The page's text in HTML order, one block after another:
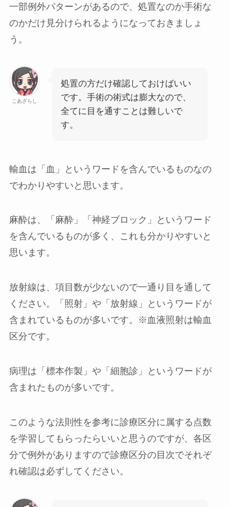
一部例外パターンがあるので、処置なのか手術な
のかだけ見分けられるようになっておきましょ
う。
こあざらし
処置の方だけ確認しておけばいい
です。手術の術式は膨大なので、
全てに目を通すことは難しいで
す。
輸血 は「血」というワードを含んでいるものなの
でわかりやすいと思います。
麻酔は、「麻酔」「神経ブロック」というワード
を含んでいるものが多く、これも分かりやすいと
思います。
放射線は、項目数が少ないので一通り目を通して
ください。「照射」や「放射線」というワードが
含まれているものが多いです。※血液照射は輸血
区分です。
病理は「標本作製」や「細胞診」というワードが
含まれたものが多いです。
このような法則性を参考に診療区分に属する点数
を学習してもらったらいいと思うのですが、各区
分で例外がありますので診療区分の目次でそれぞ
れ確認は必ずしてください。